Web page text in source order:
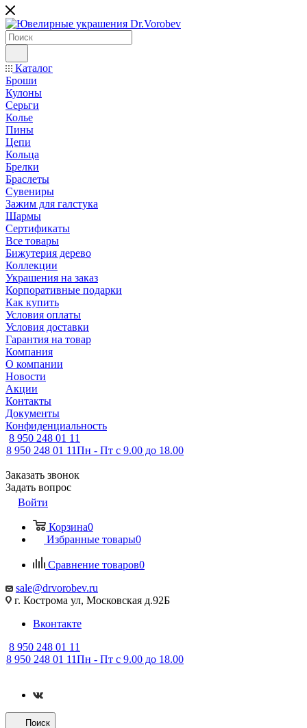
Каталог
Броши
Кулоны
Серьги
Колье
Пины
Цепи
Кольца
Брелки
Браслеты
Сувениры
Зажим для галстука
Шармы
Сертификаты
Все товары
Бижутерия дерево
Коллекции
Украшения на заказ
Корпоративные подарки
Как купить
Условия оплаты
Условия доставки
Гарантия на товар
Компания
О компании
Новости
Акции
Контакты
Документы
Конфиденциальность
8 950 248 01 11
8 950 248 01 11Пн - Пт с 9.00 до 18.00
Заказать звонок
Задать вопрос
Войти
Корзина0
Избранные товары0
Сравнение товаров0
sale@drvorobev.ru
г. Кострома ул, Московская д.92Б
Вконтакте
8 950 248 01 11
8 950 248 01 11Пн - Пт с 9.00 до 18.00
Поиск